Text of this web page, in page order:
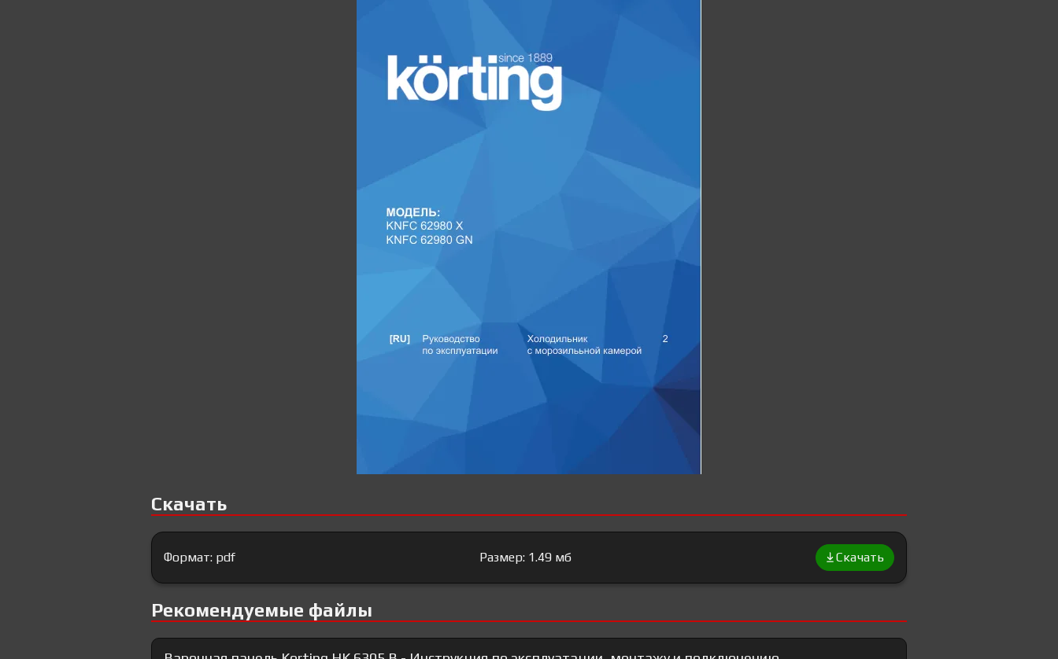
Скачать
Формат: pdf Размер: 1.49 мб Скачать
Рекомендуемые файлы